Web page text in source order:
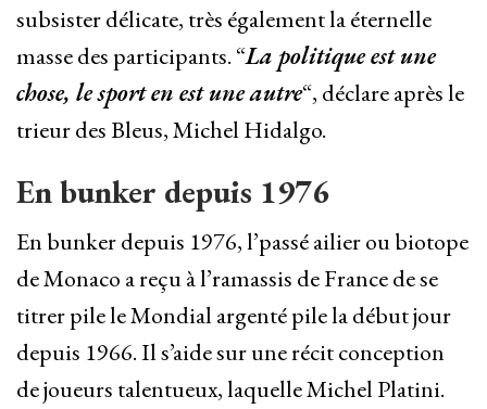
subsister délicate, très également la éternelle
masse des participants. “La politique est une
chose, le sport en est une autre“, déclare après le
trieur des Bleus, Michel Hidalgo.
En bunker depuis 1976
En bunker depuis 1976, l’passé ailier ou biotope
de Monaco a reçu à l’ramassis de France de se
titrer pile le Mondial argenté pile la début jour
depuis 1966. Il s’aide sur une récit conception
de joueurs talentueux, laquelle Michel Platini.